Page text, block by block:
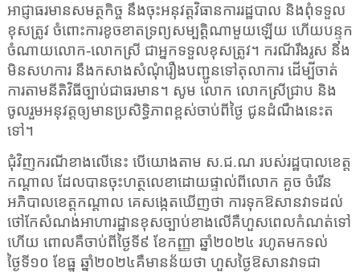
អាជ្ញាធរមានសមត្ថកិច្ច នឹងចុះអនុវត្តវិធានការរដ្ឋបាល និងពុំទទួល
ខុសត្រូវ ចំពោះការខូចខាតទ្រព្យសម្បត្តិណាមួយឡើយ ហើយបន្ទុក
ចំណាយលោក-លោកស្រី ជាអ្នកទទួលខុសត្រូវ។ ករណីរឹងរូស និង
មិនសហការ នឹងកសាងសំណុំរឿងបញ្ជូនទៅតុលាការ ដើម្បីចាត់
ការតាមនីតិវិធីច្បាប់ជាធរមាន។ សូម លោក លោកស្រីជ្រាប និង
ចូលរួមអនុវត្តឲ្យមានប្រសិទ្ធិភាពខ្ពស់ចាប់ពីថ្ងៃ ជូនដំណឹងនេះត
ទៅ។
ជុំវិញករណីខាងលើនេះ បើយោងតាម ស.ជ.ណ របស់រដ្ឋបាលខេត្ត
កណ្ដាល ដែលបានចុះហត្ថលេខាដោយផ្ទាល់ពីលោក គួច ចំរើន
អភិបាលខេត្តកណ្ដាល គេសង្កេតឃើញថា ការទុកឱសានវាទដល់
ថៅកែសំណង់អាហារដ្ឋានខុសច្បាប់ខាងលើគឺហួសពេលកំណត់ទៅ
ហើយ ពោលគឺចាប់ពីថ្ងៃទី៩ ខែកញ្ញា ឆ្នាំ២០២៤ រហូតមកទល់
ថ្ងៃទី១០ ខែធ្នូ ឆ្នាំ២០២៤គឺមានន័យថា ហួសថ្ងៃឱសានវាទជា